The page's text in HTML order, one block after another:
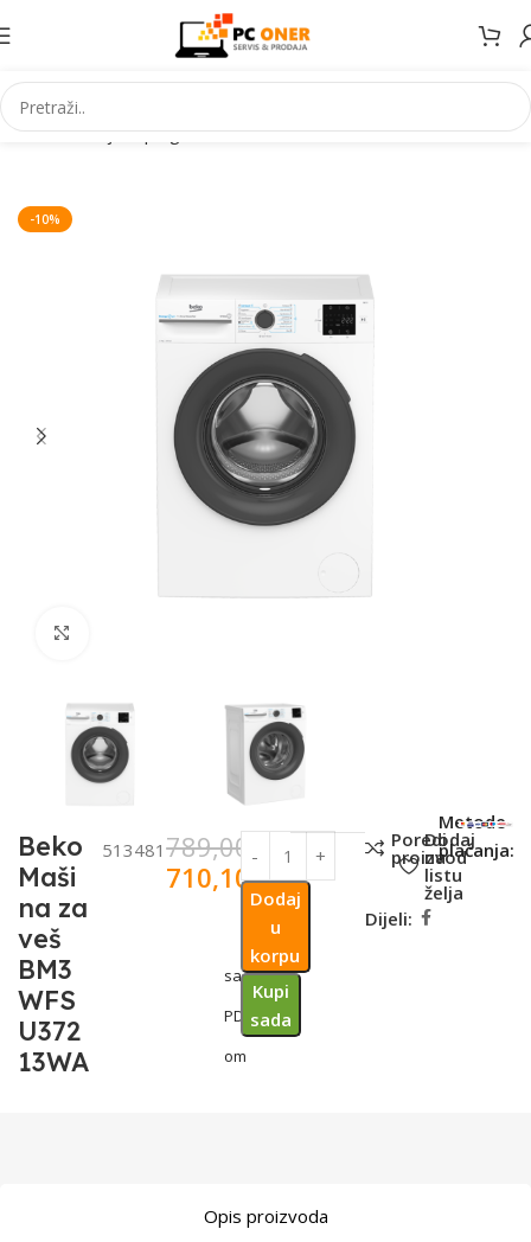
Početna Bijela | Ugradbena tehnika Mašine za veš
-10%
Beko
Maši
na za
veš
BM3
WFS
U372
13WA
513481789,00
KM
710,10KM
sa
PDV-
om
Dodaj
u
korpu
Kupi
sada
Poredi
proizvod
Dodaj
na
listu
želja
Dijeli:
Metode
plaćanja:
Opis proizvoda